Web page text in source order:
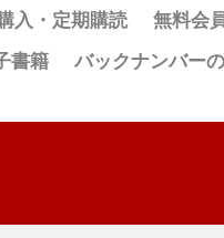
入・定期購読
無料会
書籍
バックナンバー